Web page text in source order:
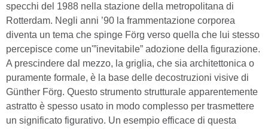
specchi del 1988 nella stazione della metropolitana di
Rotterdam. Negli anni ’90 la frammentazione corporea
diventa un tema che spinge Förg verso quella che lui stesso
percepisce come un'”inevitabile” adozione della figurazione.
A prescindere dal mezzo, la griglia, che sia architettonica o
puramente formale, è la base delle decostruzioni visive di
Günther Förg. Questo strumento strutturale apparentemente
astratto è spesso usato in modo complesso per trasmettere
un significato figurativo. Un esempio efficace di questa